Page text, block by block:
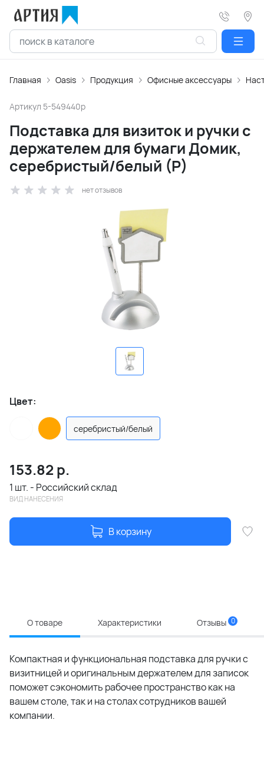
Главная Oasis Продукция Офисные аксессуары
Артикул 5-549440p
Подставка для визиток и ручки с
держателем для бумаги Домик,
серебристый/белый (Р)
нет отзывов
Цвет:
серебристый/белый
153.82 р.
1 шт. - Российский склад
ВИД НАНЕСЕНИЯ
В корзину
О товаре Характеристики Отзывы 0
Компактная и функциональная подставка для ручки с
визитницей и оригинальным держателем для записок
поможет сэкономить рабочее пространство как на
вашем столе, так и на столах сотрудников вашей
компании.